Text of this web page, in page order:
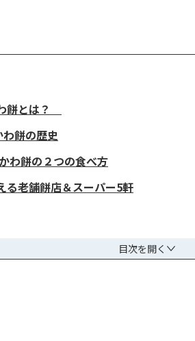
餅とは？
餅の歴史
わ餅の２つの食べ方
る老舗餅店＆スーパー5軒
目次を開く